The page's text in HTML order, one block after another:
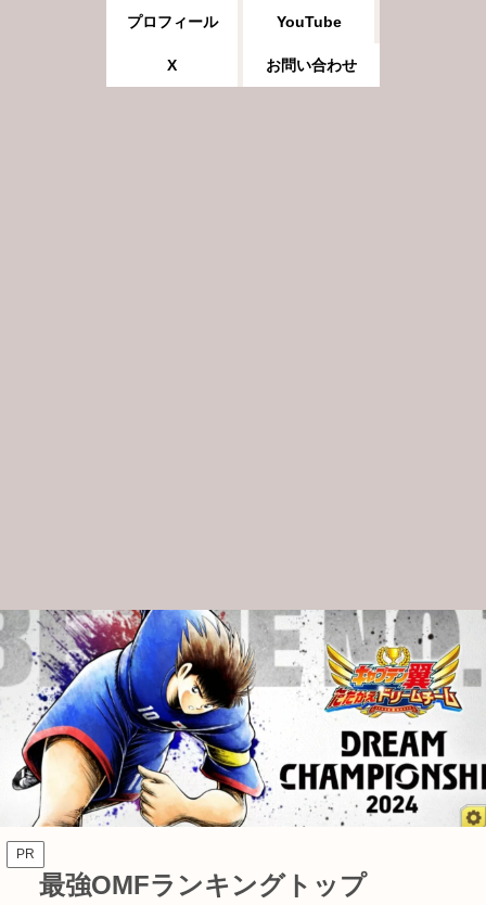
プロフィール YouTube
X お問い合わせ
PR
最強OMFランキングトップ